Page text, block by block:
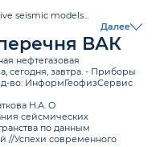
seismic models...
Далее
ВАК
нефтегазовая
сегодня, завтра. - Приборы
во: ИнформГеофизСервис
Н.А. О
сейсмических
по данным
//Успехи современного